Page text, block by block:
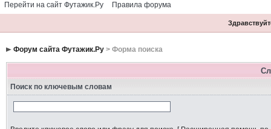
Перейти на сайт Футажик.Ру Правила форума
Форум сайта Футажик.Ру> Форма поиска
Поиск по ключевым словам